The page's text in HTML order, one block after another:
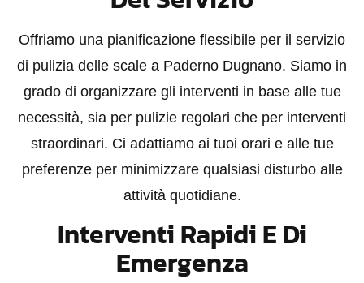
Offriamo una pianificazione flessibile per il servizio
di pulizia delle scale a Paderno Dugnano. Siamo in
grado di organizzare gli interventi in base alle tue
necessità, sia per pulizie regolari che per interventi
straordinari. Ci adattiamo ai tuoi orari e alle tue
preferenze per minimizzare qualsiasi disturbo alle
attività quotidiane.
Interventi Rapidi E Di
Emergenza